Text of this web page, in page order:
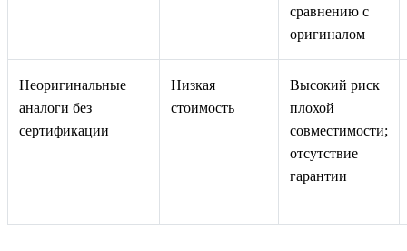
сравнению с
оригиналом
Неоригинальные
аналоги без
сертификации
Низкая
стоимость
Высокий риск
плохой
совместимости;
отсутствие
гарантии